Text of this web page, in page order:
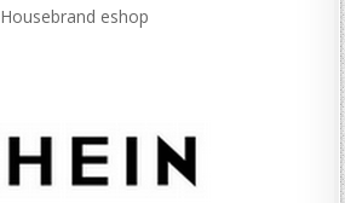
Housebrand eshop